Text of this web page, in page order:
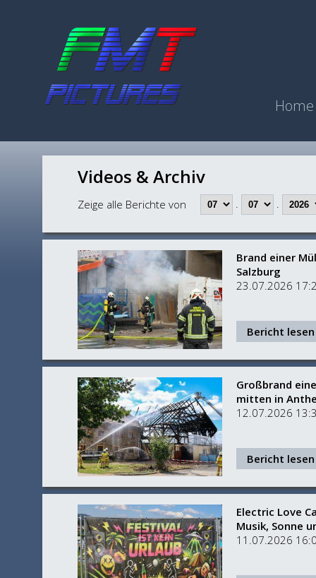
Home
Videos & Archiv
Zeige alle Berichte von . .
Brand einer
Salzburg
23.07.2026
Bericht lesen
Großbrand
mitten in
12.07.2026
Bericht lesen
Electric Love
Musik, Sonne
11.07.2026